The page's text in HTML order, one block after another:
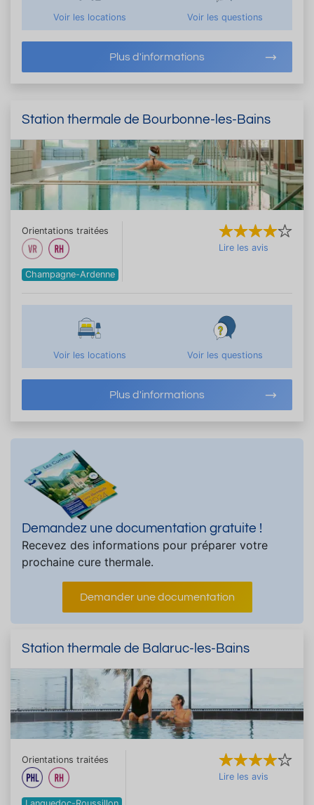
Voir les locations Voir les questions
Plus d'informations
Station thermale de Bourbonne-les-Bains
Orientations traitées
Champagne-Ardenne
Lire les avis
Voir les locations Voir les questions
Plus d'informations
Demandez une documentation gratuite !
Recevez des informations pour préparer votre
prochaine cure thermale.
Demander une documentation
Station thermale de Balaruc-les-Bains
Orientations traitées
Lire les avis